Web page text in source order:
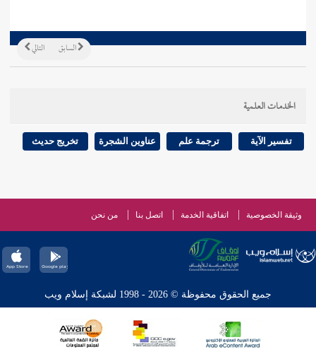
التالي السابق
الخدمات العلمية
تفسير الآية ترجمة علم عناوين الشجرة تخريج حديث
وثيقة الخصوصية اتفاقية الخدمة اتصل بنا من نحن
جميع الحقوق محفوظة © 2026 - 1998 لشبكة إسلام ويب